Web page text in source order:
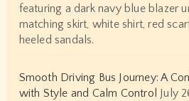
featuring a dark navy blue blazer
matching skirt, white shirt, red
heeled sandals.
Smooth Driving Bus Journey: A
with Style and Calm Control July